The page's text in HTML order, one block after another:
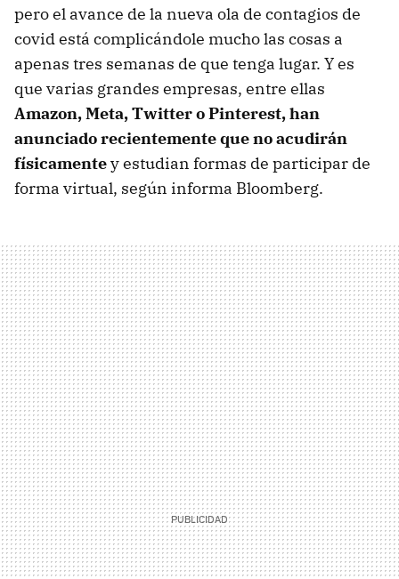
pero el avance de la nueva ola de contagios de
covid está complicándole mucho las cosas a
apenas tres semanas de que tenga lugar. Y es
que varias grandes empresas, entre ellas
Amazon, Meta, Twitter o Pinterest, han
anunciado recientemente que no acudirán
físicamentey estudian formas de participar de
forma virtual, según informa Bloomberg.